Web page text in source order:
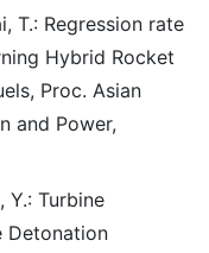
T.: Regression rate
Hybrid Rocket
Proc. Asian
and Power,
Y.: Turbine
Detonation